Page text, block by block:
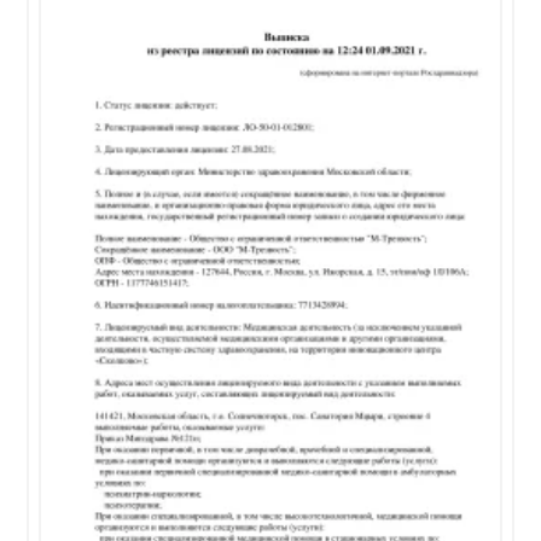
в повседневной жизни или появляются
суицидальные мысли, важно незамедлительно
обратиться к психиатру.